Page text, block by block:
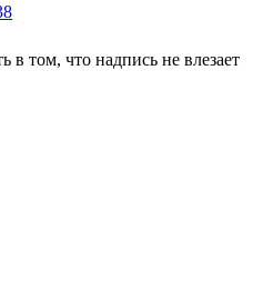
в том, что надпись не влезает